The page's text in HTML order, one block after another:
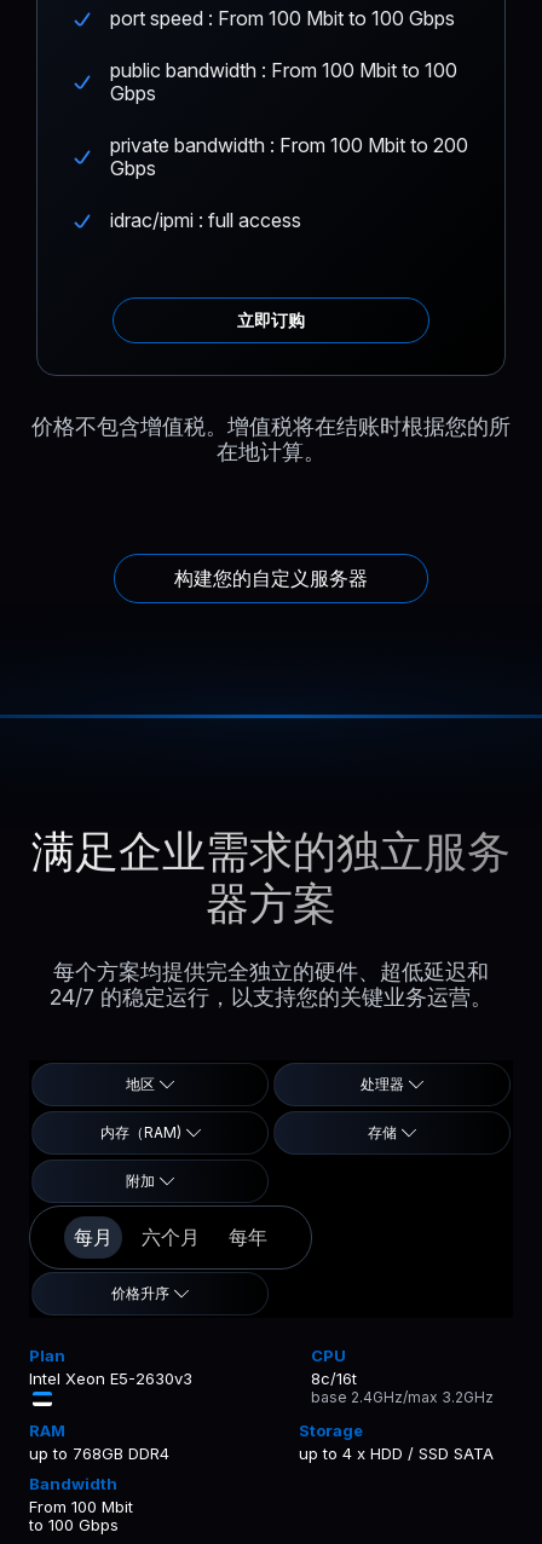
port speed : From 100 Mbit to 100 Gbps
public bandwidth : From 100 Mbit to 100
Gbps
private bandwidth : From 100 Mbit to 200
Gbps
idrac/ipmi : full access
立即订购
价格不包含增值税。增值税将在结账时根据您的所
在地计算。
构建您的自定义服务器
满足企业需求的独立服务
器方案
每个方案均提供完全独立的硬件、超低延迟和
24/7 的稳定运行，以支持您的关键业务运营。
地区 处理器
内存（RAM) 存储
附加
每月 六个月 每年
价格升序
Intel Xeon E5-2630v3 8c/16t
base 2.4GHz/max 3.2GHz
up to 768GB DDR4 up to 4 x HDD / SSD SATA
From 100 Mbit
to 100 Gbps